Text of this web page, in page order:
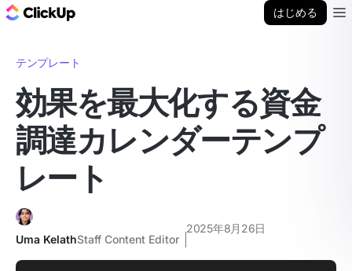
はじめる
テンプレート
効果を最大化する資金
調達カレンダーテンプ
レート
Uma KelathStaff Content Editor
2025年8月26日